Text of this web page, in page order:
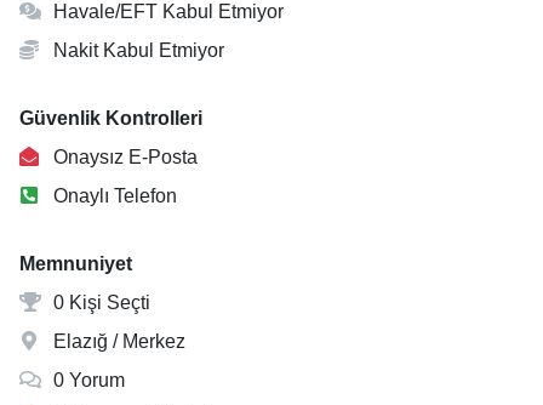
Havale/EFT Kabul Etmiyor
Nakit Kabul Etmiyor
Güvenlik Kontrolleri
Onaysız E-Posta
Onaylı Telefon
Memnuniyet
0 Kişi Seçti
Elazığ / Merkez
0 Yorum